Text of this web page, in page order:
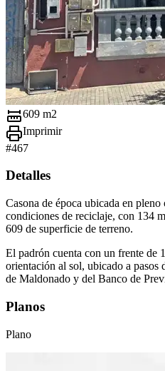
609 m2
Imprimir
#467
Detalles
Casona de época ubicada en
condiciones de reciclaje, con 134
609 de superficie de terreno.
El padrón cuenta con un frente de
orientación al sol, ubicado a pasos
de Maldonado y del Banco de
Planos
Plano